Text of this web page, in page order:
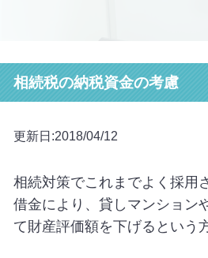
相続税の納税資金の考慮
更新日:2018/04/12
相続対策でこれまでよく採用
借金により、貸しマンション
て財産評価額を下げるという